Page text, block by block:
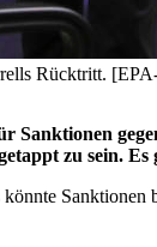
Rücktritt.
zu sein.